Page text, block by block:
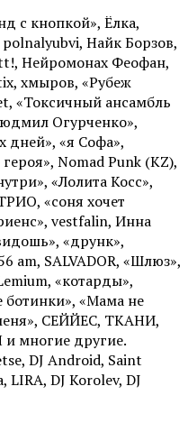
с кнопкой», Ёлка,
Найк Борзов,
Нейромонах Феофан,
хмыров, «Рубеж
«Токсичный ансамбль
Огурченко»,
дней», «я Софа»,
Nomad Punk (KZ),
«Лолита Косс»,
«соня хочет
vestfalin, Инна
«друнк»,
am, SALVADOR, «Шлюз»,
«котарды»,
ботинки», «Мама не
СЕЙЙЕС, ТКАНИ,
многие другие.
DJ Android, Saint
LIRA, DJ Korolev, DJ